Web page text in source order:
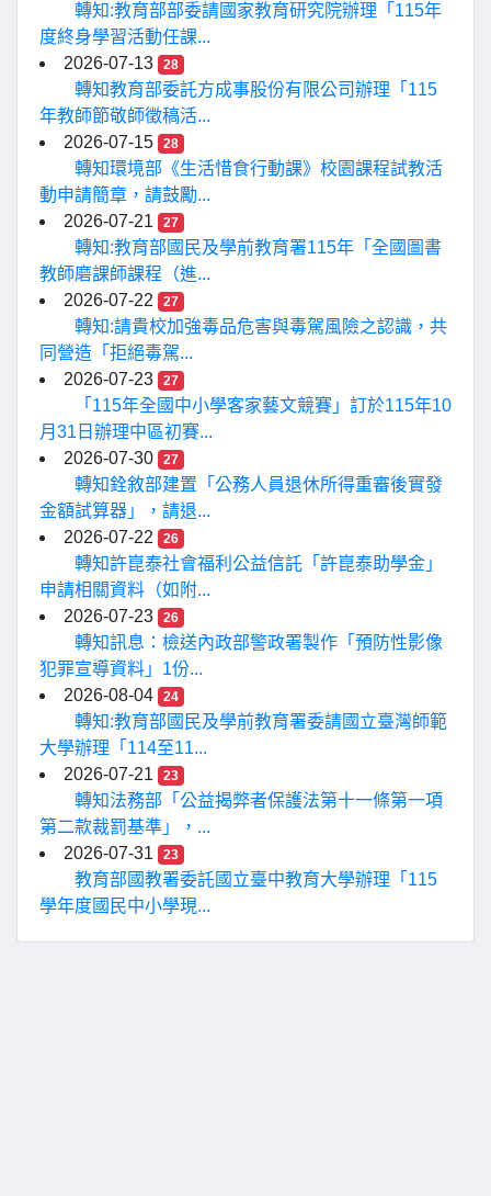
轉知:教育部部委請國家教育研究院辦理「115年
度終身學習活動任課...
2026-07-13
28
轉知教育部委託方成事股份有限公司辦理「115
年教師節敬師徵稿活...
2026-07-15
28
轉知環境部《生活惜食行動課》校園課程試教活
動申請簡章，請鼓勵...
2026-07-21
27
轉知:教育部國民及學前教育署115年「全國圖書
教師磨課師課程（進...
2026-07-22
27
轉知:請貴校加強毒品危害與毒駕風險之認識，共
同營造「拒絕毒駕...
2026-07-23
27
「115年全國中小學客家藝文競賽」訂於115年10
月31日辦理中區初賽...
2026-07-30
27
轉知銓敘部建置「公務人員退休所得重審後實發
金額試算器」，請退...
2026-07-22
26
轉知許崑泰社會福利公益信託「許崑泰助學金」
申請相關資料（如附...
2026-07-23
26
轉知訊息：檢送內政部警政署製作「預防性影像
犯罪宣導資料」1份...
2026-08-04
24
轉知:教育部國民及學前教育署委請國立臺灣師範
大學辦理「114至11...
2026-07-21
23
轉知法務部「公益揭弊者保護法第十一條第一項
第二款裁罰基準」，...
2026-07-31
23
教育部國教署委託國立臺中教育大學辦理「115
學年度國民中小學現...